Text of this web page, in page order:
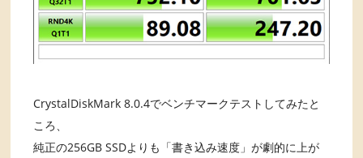
CrystalDiskMark 8.0.4でベンチマークテストしてみたと
ころ、
純正の256GB SSDよりも「書き込み速度」が劇的に上が